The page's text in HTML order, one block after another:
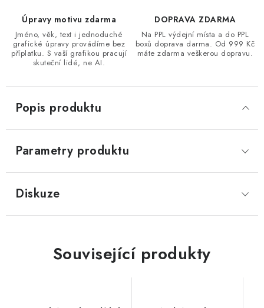
Úpravy motivu zdarma
Jméno, věk, text i jednoduché
grafické úpravy provádíme bez
příplatku. S vaší grafikou pracují
skuteční lidé, ne AI.
DOPRAVA ZDARMA
Na PPL výdejní místa a do PPL
boxů doprava darma. Od 999 Kč
máte zdarma veškerou dopravu.
Popis produktu
Parametry produktu
Diskuze
Související produkty